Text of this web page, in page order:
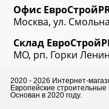
Офис ЕвроСтрой
Москва, ул.
Склад ЕвроСтрой
МО, рп. Горки
2020 - 2026
Европейские
Основан в 2020 году.